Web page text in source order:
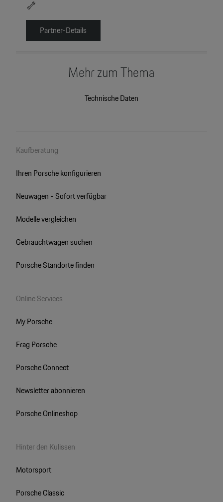
Partner-Details
Mehr zum Thema
Technische Daten
Kaufberatung
Ihren Porsche konfigurieren
Neuwagen - Sofort verfügbar
Modelle vergleichen
Gebrauchtwagen suchen
Porsche Standorte finden
Online Services
My Porsche
Frag Porsche
Porsche Connect
Newsletter abonnieren
Porsche Onlineshop
Hinter den Kulissen
Motorsport
Porsche Classic